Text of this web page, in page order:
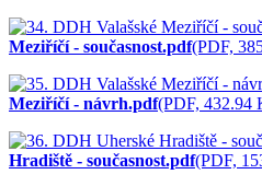
Meziříčí - současnost.pdf(PDF,
Meziříčí - návrh.pdf(PDF, 432.94
Hradiště - současnost.pdf(PDF,